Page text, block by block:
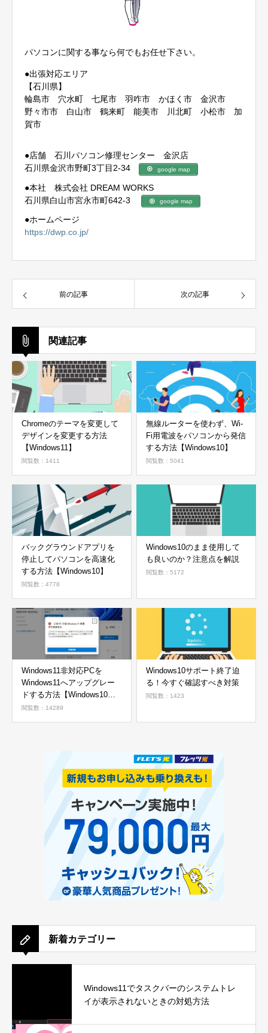
パソコンに関する事なら何でもお任せ下さい。
●出張対応エリア
【石川県】
輪島市 穴水町 七尾市 羽咋市 かほく市 金沢市
野々市市 白山市 鶴来町 能美市 川北町 小松市 加
賀市
●店舗 石川パソコン修理センター 金沢店
石川県金沢市野町3丁目2-34
google map
●本社 株式会社 DREAM WORKS
石川県白山市宮永市町642-3
google map
●ホームページ
https://dwp.co.jp/
前の記事 次の記事
関連記事
Chromeのテーマを変更して
デザインを変更する方法
【Windows11】
閲覧数：1411
無線ルーターを使わず、Wi-
Fi用電波をパソコンから発信
する方法【Windows10】
閲覧数：5041
バックグラウンドアプリを
停止してパソコンを高速化
する方法【Windows10】
閲覧数：4778
Windows10のまま使用して
も良いのか？注意点を解説
閲覧数：5172
Windows11非対応PCを
Windows11へアップグレー
ドする方法【Windows10か
ら11へ】
閲覧数：14289
Windows10サポート終了迫
る！今すぐ確認すべき対策
閲覧数：1423
新着カテゴリー
Windows11でタスクバーのシステムトレ
イが表示されないときの対処方法